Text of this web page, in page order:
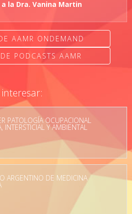
la Dra. Vanina Martin
AAMR ONDEMAND
PODCASTS AAMR
PATOLOGÍA OCUPACIONAL
INTERSTICIAL Y AMBIENTAL
ARGENTINO DE MEDICINA